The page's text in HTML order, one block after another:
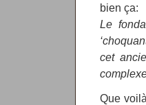
bien ça:
Le
cet
Que